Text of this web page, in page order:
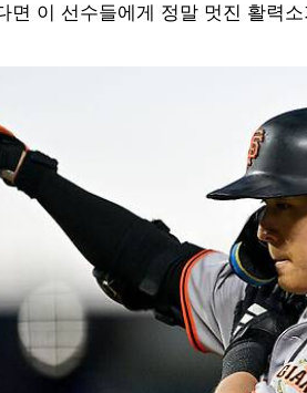
면 이 선수들에게 정말 멋진 활력